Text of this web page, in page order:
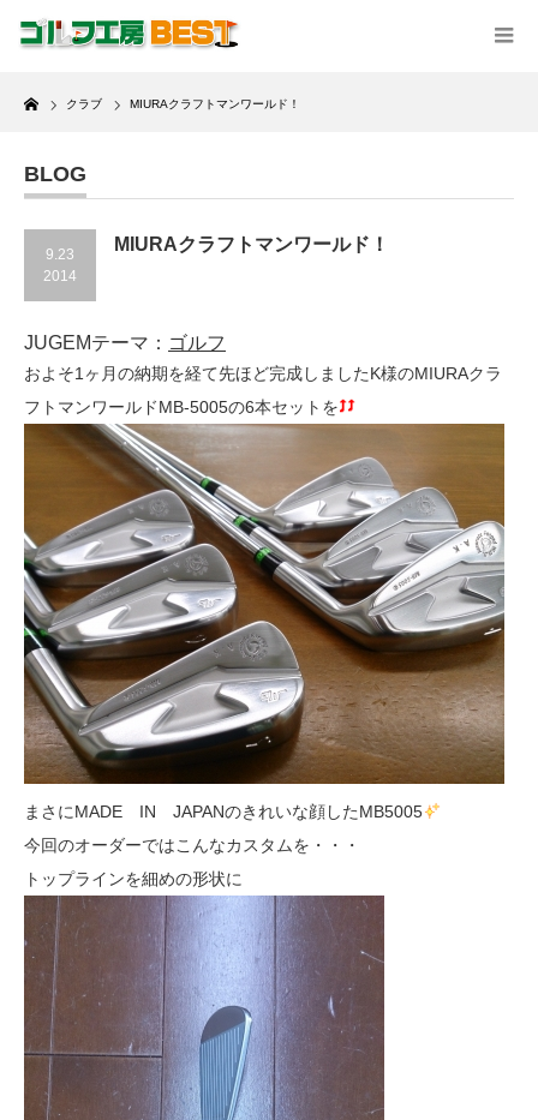
Home
クラブ MIURAクラフトマンワールド！
BLOG
9.23
2014
MIURAクラフトマンワールド！
JUGEMテーマ： ゴルフ
およそ1ヶ月の納期を経て先ほど完成しましたK様のMIURAクラ
フトマンワールドMB-5005の6本セットを
まさにMADE IN JAPANのきれいな顔したMB5005
今回のオーダーではこんなカスタムを・・・
トップラインを細めの形状に